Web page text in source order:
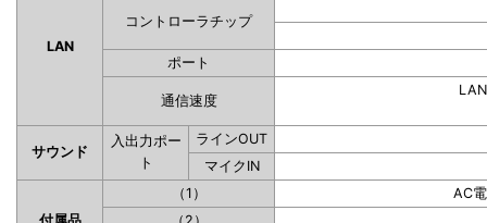
LAN
コントローラチップ
ポート
通信速度
サウンド
入出力ポー
ト
ラインOUT
マイクIN
（1）
AC